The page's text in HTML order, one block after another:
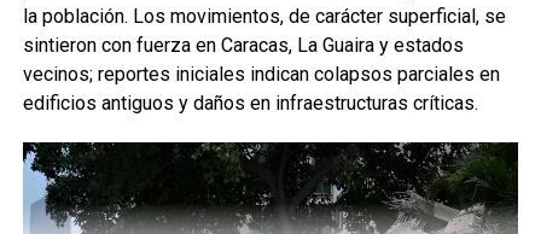
la población. Los movimientos, de carácter superficial, se
sintieron con fuerza en Caracas, La Guaira y estados
vecinos; reportes iniciales indican colapsos parciales en
edificios antiguos y daños en infraestructuras críticas.